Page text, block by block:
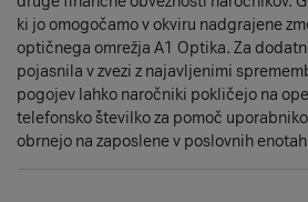
ki jo omogočamo v okviru nadgrajene
optičnega omrežja A1 Optika. Za
pojasnila v zvezi z najavljenimi
pogojev lahko naročniki pokličejo na
telefonsko številko za pomoč
obrnejo na zaposlene v poslovnih